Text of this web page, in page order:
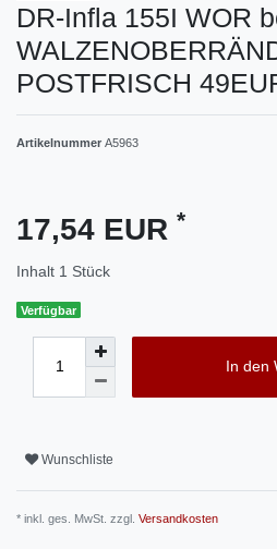
DR-Infla 155I WOR
POSTFRISCH
Artikelnummer A5963
17,54 EUR *
Inhalt 1 Stück
Verfügbar
In den
Wunschliste
* inkl. ges. MwSt. zzgl. Versandkosten